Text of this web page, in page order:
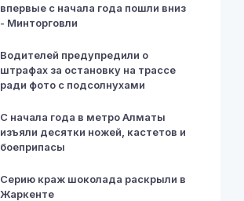
впервые с начала года пошли вниз
- Минторговли
Водителей предупредили о
штрафах за остановку на трассе
ради фото с подсолнухами
С начала года в метро Алматы
изъяли десятки ножей, кастетов и
боеприпасы
Серию краж шоколада раскрыли в
Жаркенте